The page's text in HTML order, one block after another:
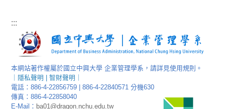
:::
本網站著作權屬於國立中興大學 企業管理學系，請詳見使用規則。
隱私聲明 |智財聲明
電話：886-4-22856759 | 886-4-22840571 分機630
傳真：886-4-22858040
E-Mail： ba01@dragon.nchu.edu.tw